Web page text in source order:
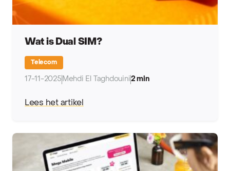
Wat is Dual SIM?
Telecom
17-11-2025 Mehdi El Taghdouini2 min
Lees het artikel